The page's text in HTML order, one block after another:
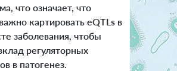
что означает, что
картировать eQTLs в
заболевания, чтобы
регуляторных
в патогенез.